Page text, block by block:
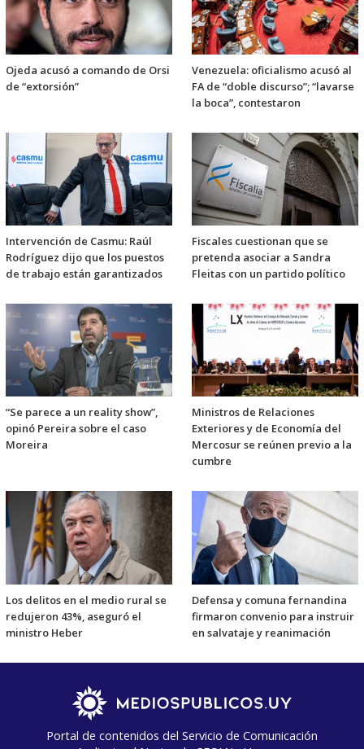
Ojeda acusó a comando de Orsi
de “extorsión”
Venezuela: oficialismo acusó al
FA de “doble discurso”; “lavarse
la boca”, contestaron
Intervención de Casmu: Raúl
Rodríguez dijo que los puestos
de trabajo están garantizados
Fiscales cuestionan que se
pretenda asociar a Sandra
Fleitas con un partido político
“Se parece a un reality show”,
opinó Pereira sobre el caso
Moreira
Ministros de Relaciones
Exteriores y de Economía del
Mercosur se reúnen previo a la
cumbre
Los delitos en el medio rural se
redujeron 43%, aseguró el
ministro Heber
Defensa y comuna fernandina
firmaron convenio para instruir
en salvataje y reanimación
Portal de contenidos del Servicio de Comunicación